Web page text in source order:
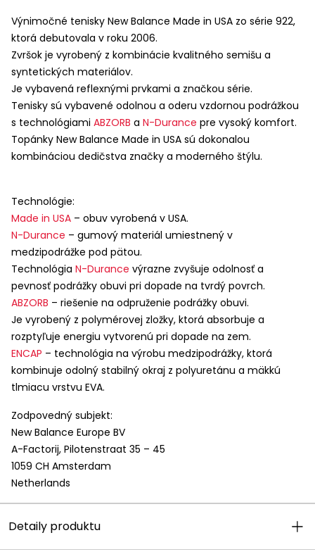
Výnimočné tenisky New Balance Made in USA zo série 922,
ktorá debutovala v roku 2006.
Zvršok je vyrobený z kombinácie kvalitného semišu a
syntetických materiálov.
Je vybavená reflexnými prvkami a značkou série.
Tenisky sú vybavené odolnou a oderu vzdornou podrážkou
s technológiami ABZORB a N-Durance pre vysoký komfort.
Topánky New Balance Made in USA sú dokonalou
kombináciou dedičstva značky a moderného štýlu.
Technológie:
Made in USA – obuv vyrobená v USA.
N-Durance – gumový materiál umiestnený v
medzipodrážke pod pätou.
Technológia N-Durance výrazne zvyšuje odolnosť a
pevnosť podrážky obuvi pri dopade na tvrdý povrch.
ABZORB – riešenie na odpruženie podrážky obuvi.
Je vyrobený z polymérovej zložky, ktorá absorbuje a
rozptyľuje energiu vytvorenú pri dopade na zem.
ENCAP – technológia na výrobu medzipodrážky, ktorá
kombinuje odolný stabilný okraj z polyuretánu a mäkkú
tlmiacu vrstvu EVA.
Zodpovedný subjekt:
New Balance Europe BV
A-Factorij, Pilotenstraat 35 – 45
1059 CH Amsterdam
Netherlands
Detaily produktu